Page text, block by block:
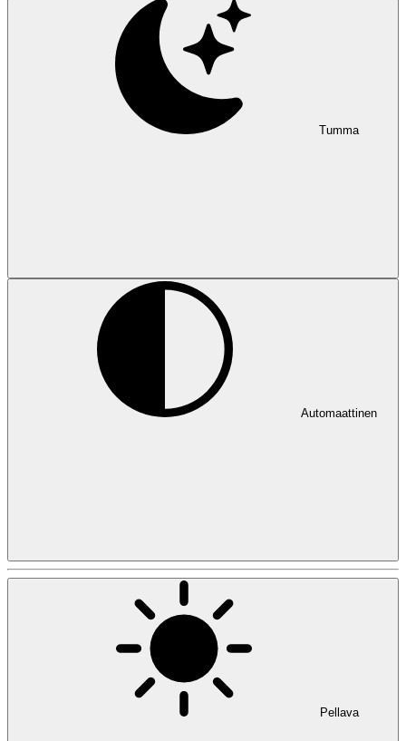
Tumma
Automaattinen
Pellava